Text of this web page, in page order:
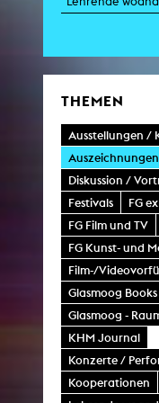
THEMEN
Ausstellungen /
Auszeichnungen
Diskussion /
Festivals
FG
FG Film und TV
FG Kunst- und
Film-/
Glasmoog Books
Glasmoog -
KHM Journal
Konzerte /
Kooperationen